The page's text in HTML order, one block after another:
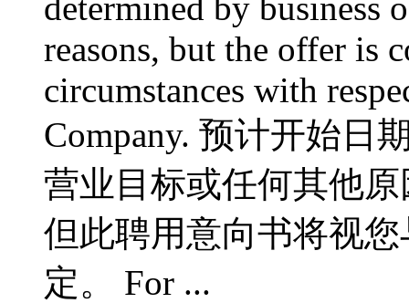
reasons, but the offer is
circumstances with
Company. 预计开始日
营业目标或任何其他
但此聘用意向书将视
定。 For ...